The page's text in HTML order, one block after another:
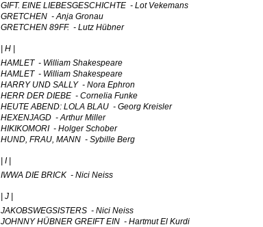
GIFT. EINE LIEBESGESCHICHTE - Lot Vekemans
GRETCHEN - Anja Gronau
GRETCHEN 89FF. - Lutz Hübner
| H |
HAMLET - William Shakespeare
HAMLET - William Shakespeare
HARRY UND SALLY - Nora Ephron
HERR DER DIEBE - Cornelia Funke
HEUTE ABEND: LOLA BLAU - Georg Kreisler
HEXENJAGD - Arthur Miller
HIKIKOMORI - Holger Schober
HUND, FRAU, MANN - Sybille Berg
| I |
IWWA DIE BRICK - Nici Neiss
| J |
JAKOBSWEGSISTERS - Nici Neiss
JOHNNY HÜBNER GREIFT EIN - Hartmut El Kurdi